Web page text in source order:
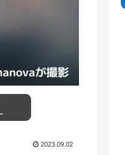
2023.09.02